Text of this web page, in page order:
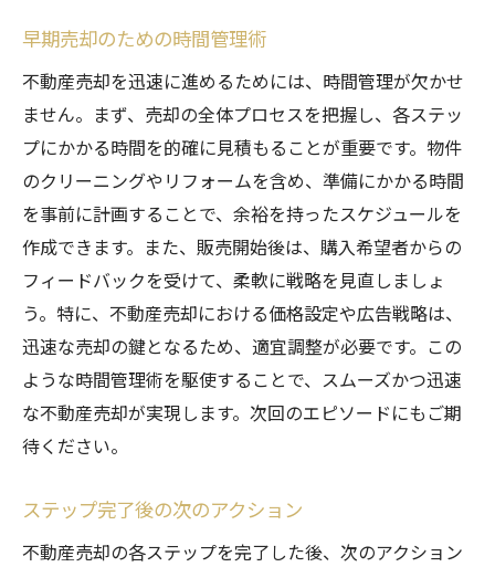
早期売却のための時間管理術
不動産売却を迅速に進めるためには、時間管理が欠かせ
ません。まず、売却の全体プロセスを把握し、各ステッ
プにかかる時間を的確に見積もることが重要です。物件
のクリーニングやリフォームを含め、準備にかかる時間
を事前に計画することで、余裕を持ったスケジュールを
作成できます。また、販売開始後は、購入希望者からの
フィードバックを受けて、柔軟に戦略を見直しましょ
う。特に、不動産売却における価格設定や広告戦略は、
迅速な売却の鍵となるため、適宜調整が必要です。この
ような時間管理術を駆使することで、スムーズかつ迅速
な不動産売却が実現します。次回のエピソードにもご期
待ください。
ステップ完了後の次のアクション
不動産売却の各ステップを完了した後、次のアクション